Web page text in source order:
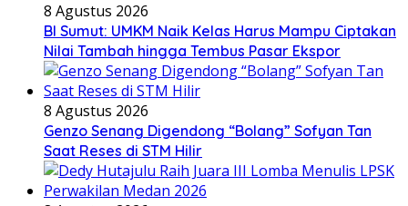
8 Agustus 2026
BI Sumut: UMKM Naik Kelas Harus Mampu Ciptakan
Nilai Tambah hingga Tembus Pasar Ekspor
8 Agustus 2026
Genzo Senang Digendong “Bolang” Sofyan Tan
Saat Reses di STM Hilir